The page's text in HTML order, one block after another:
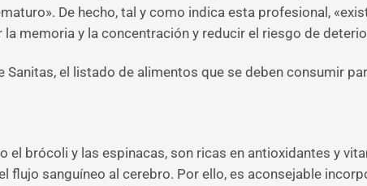
De hecho, tal y como indica esta profesional,
memoria y la concentración y reducir el riesgo de
Sanitas, el listado de alimentos que se deben consumir
el brócoli y las espinacas, son ricas en antioxidantes y
flujo sanguíneo al cerebro. Por ello, es aconsejable